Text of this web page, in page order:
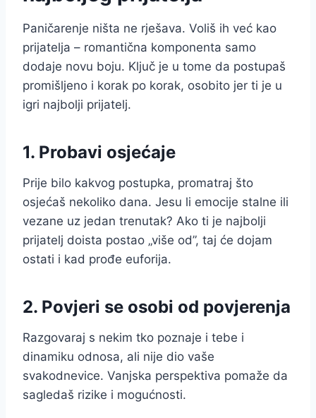
Paničarenje ništa ne rješava. Voliš ih već kao
prijatelja – romantična komponenta samo
dodaje novu boju. Ključ je u tome da postupaš
promišljeno i korak po korak, osobito jer ti je u
igri najbolji prijatelj.
1. Probavi osjećaje
Prije bilo kakvog postupka, promatraj što
osjećaš nekoliko dana. Jesu li emocije stalne ili
vezane uz jedan trenutak? Ako ti je najbolji
prijatelj doista postao „više od”, taj će dojam
ostati i kad prođe euforija.
2. Povjeri se osobi od povjerenja
Razgovaraj s nekim tko poznaje i tebe i
dinamiku odnosa, ali nije dio vaše
svakodnevice. Vanjska perspektiva pomaže da
sagledaš rizike i mogućnosti.